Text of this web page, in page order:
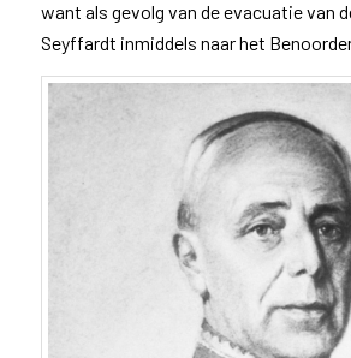
want als gevolg van de evacuatie van
Seyffardt inmiddels naar het